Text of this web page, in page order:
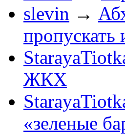
slevin →
пропускать
ЖКХ
«зеленые